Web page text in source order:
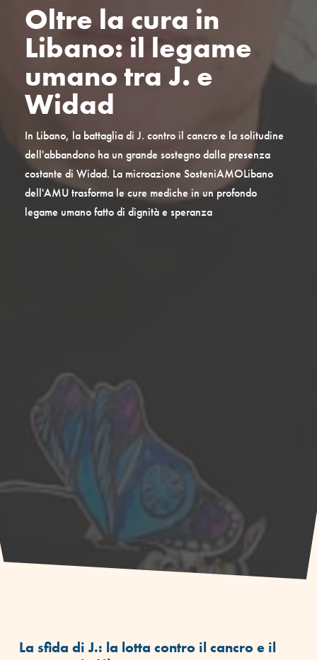
Oltre la cura in
Libano: il legame
umano tra J. e
Widad
In Libano, la battaglia di J. contro il cancro e la solitudine
dell'abbandono ha un grande sostegno dalla presenza
costante di Widad. La microazione SosteniAMOLibano
dell'AMU trasforma le cure mediche in un profondo
legame umano fatto di dignità e speranza
La sfida di J.: la lotta contro il cancro e il